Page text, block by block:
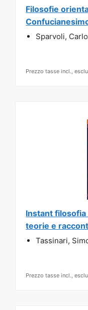
Filosofie
Sparvoli,
Prezzo tasse incl.,
Instant
teorie e
Tassinari,
Prezzo tasse incl.,